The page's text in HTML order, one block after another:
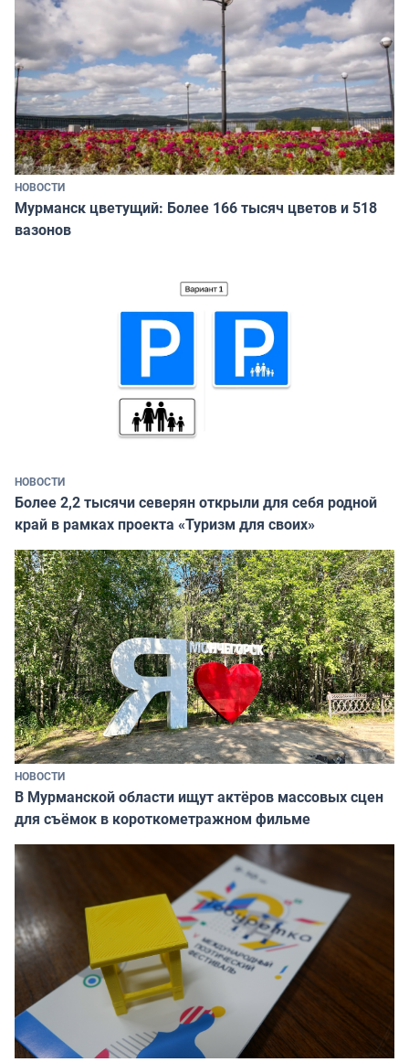
НОВОСТИ
Мурманск цветущий: Более 166 тысяч цветов и 518
вазонов
НОВОСТИ
Более 2,2 тысячи северян открыли для себя родной
край в рамках проекта «Туризм для своих»
НОВОСТИ
В Мурманской области ищут актёров массовых сцен
для съёмок в короткометражном фильме